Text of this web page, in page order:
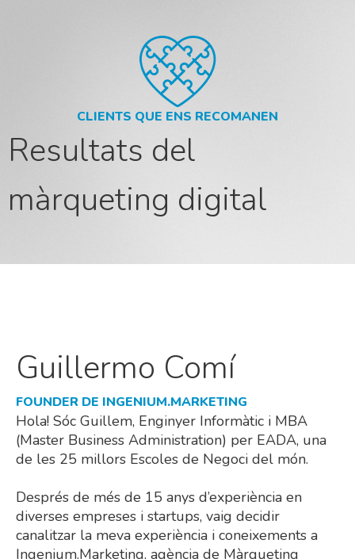
CLIENTS QUE ENS RECOMANEN
Resultats del
màrqueting digital
Guillermo Comí
FOUNDER DE INGENIUM.MARKETING
Hola! Sóc Guillem, Enginyer Informàtic i MBA
(Master Business Administration) per EADA, una
de les 25 millors Escoles de Negoci del món.
Després de més de 15 anys d’experiència en
diverses empreses i startups, vaig decidir
canalitzar la meva experiència i coneixements a
Ingenium.Marketing, agència de Màrqueting